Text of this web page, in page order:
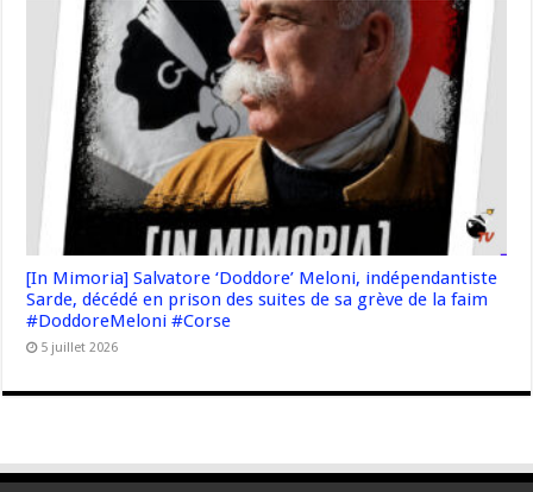
[In Mimoria] Salvatore ‘Doddore’ Meloni, indépendantiste
Sarde, décédé en prison des suites de sa grève de la faim
#DoddoreMeloni #Corse
5 juillet 2026